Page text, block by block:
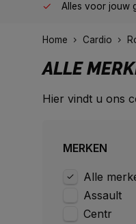
Van homegym tot
Home Cardio
ALLE
Hier vindt u ons
MERKEN
Alle
Assault
Centr